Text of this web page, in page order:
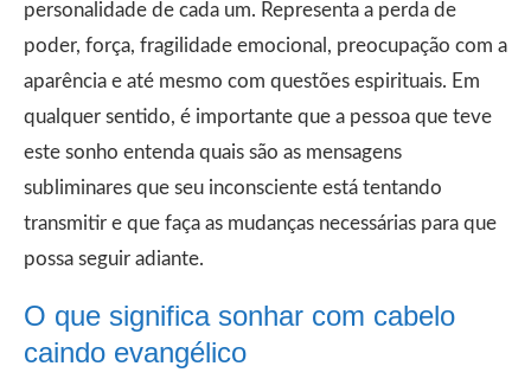
personalidade de cada um. Representa a perda de
poder, força, fragilidade emocional, preocupação com a
aparência e até mesmo com questões espirituais. Em
qualquer sentido, é importante que a pessoa que teve
este sonho entenda quais são as mensagens
subliminares que seu inconsciente está tentando
transmitir e que faça as mudanças necessárias para que
possa seguir adiante.
O que significa sonhar com cabelo
caindo evangélico